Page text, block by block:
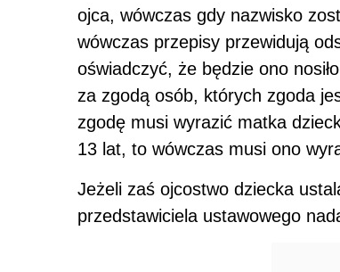
ojca, wówczas gdy nazwisko
wówczas przepisy przewidują
oświadczyć, że będzie ono
za zgodą osób, których zgoda
zgodę musi wyrazić matka
13 lat, to wówczas musi ono
Jeżeli zaś ojcostwo dziecka
przedstawiciela ustawowego